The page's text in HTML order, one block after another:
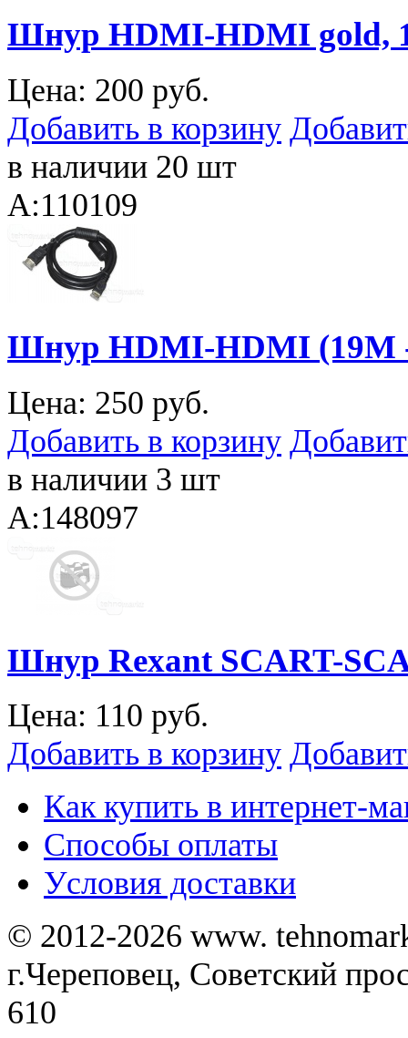
Шнур HDMI-HDMI gold,
Цена: 200 руб.
Добавить в корзину
в наличии 20 шт
A:110109
Шнур HDMI-HDMI (19M
Цена: 250 руб.
Добавить в корзину
в наличии 3 шт
A:148097
Шнур Rexant SCART-
Цена: 110 руб.
Добавить в корзину
Как купить в интернет-
Способы оплаты
Уcловия доставки
© 2012-2026 www.
г.Череповец, Советский
610